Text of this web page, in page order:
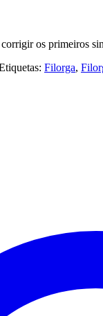
os primeiros
Filorga,